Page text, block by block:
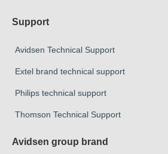
Support
Avidsen Technical Support
Extel brand technical support
Philips technical support
Thomson Technical Support
Avidsen group brand